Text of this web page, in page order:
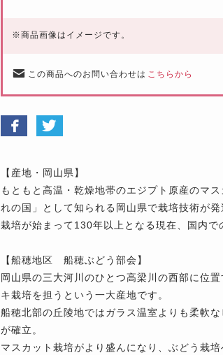
※商品画像はイメージです。
この商品へのお問い合わせは こちらから
【産地・岡山県】
もともと高温・乾燥地帯のエジプト原産のマ
れの国」として知られる岡山県で栽培技術が発
栽培が始まって130年以上となる現在、国内で
【船穂地区 船穂ぶどう部会】
岡山県の三大河川のひとつ高梁川の西部に位
キ栽培を担うという一大産地です。
船穂北部の丘陵地ではガラス温室よりも柔軟
が確立。
マスカット栽培がより盛んになり、ぶどう栽